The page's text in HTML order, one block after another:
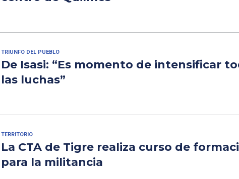
TRIUNFO DEL PUEBLO
De Isasi: “Es momento de intensificar
las luchas”
TERRITORIO
La CTA de Tigre realiza curso de
para la militancia